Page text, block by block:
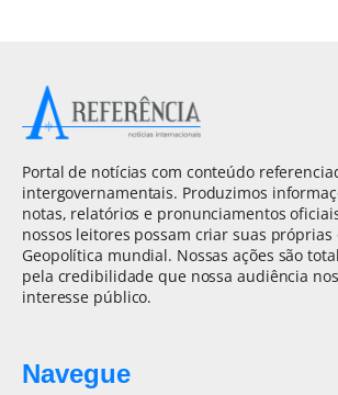
Portal de notícias com conteúdo
intergovernamentais. Produzimos
notas, relatórios e pronunciamentos
nossos leitores possam criar suas próprias
Geopolítica mundial. Nossas ações são
pela credibilidade que nossa audiência
interesse público.
Navegue